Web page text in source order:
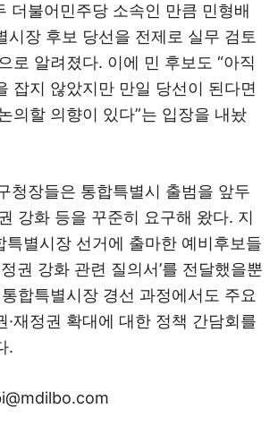
더불어민주당 소속인 만큼 민형배
시장 후보 당선을 전제로 실무 검토
로 알려졌다. 이에 민 후보도 “아직
잡지 않았지만 만일 당선이 된다면
의할 의향이 있다”는 입장을 내놨
청장들은 통합특별시 출범을 앞두
강화 등을 꾸준히 요구해 왔다. 지
특별시장 선거에 출마한 예비후보들
권 강화 관련 질의서’를 전달했을뿐
합특별시장 경선 과정에서도 주요
·재정권 확대에 대한 정책 간담회를
.